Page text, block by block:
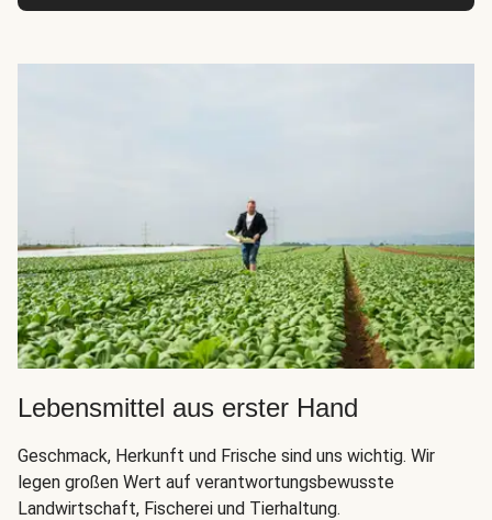
Lebensmittel aus erster Hand
Geschmack, Herkunft und Frische sind uns wichtig. Wir
legen großen Wert auf verantwortungsbewusste
Landwirtschaft, Fischerei und Tierhaltung.